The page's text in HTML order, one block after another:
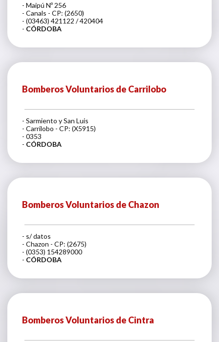
- Maipú Nº 256
- Canals - CP: (2650)
- (03463) 421122 / 420404
- CÓRDOBA
Bomberos Voluntarios de Carrilobo
- Sarmiento y San Luis
- Carrilobo - CP: (X5915)
- 0353
- CÓRDOBA
Bomberos Voluntarios de Chazon
- s/ datos
- Chazon - CP: (2675)
- (0353) 154289000
- CÓRDOBA
Bomberos Voluntarios de Cintra